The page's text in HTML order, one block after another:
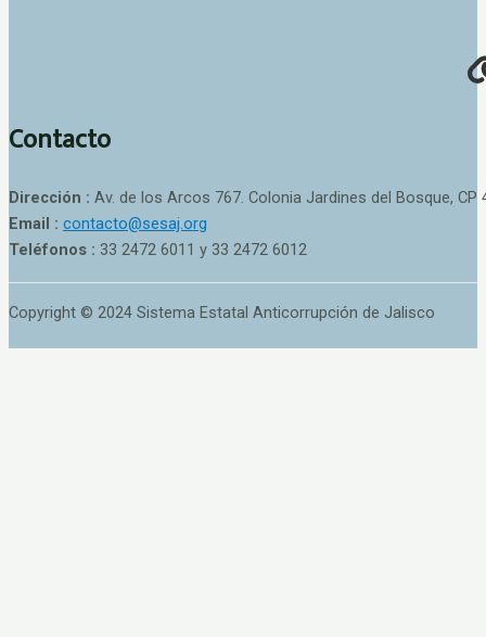
Contacto
Dirección : Av. de los Arcos 767. Colonia Jardines del Bosque, CP
Email : contacto@sesaj.org
Teléfonos : 33 2472 6011 y 33 2472 6012
Copyright © 2024 Sistema Estatal Anticorrupción de Jalisco